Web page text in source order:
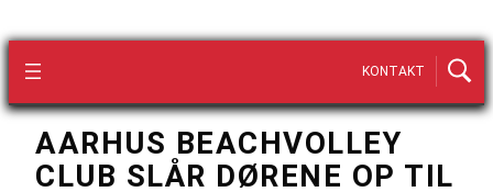
KONTAKT
AARHUS BEACHVOLLEY
CLUB SLÅR DØRENE OP TIL